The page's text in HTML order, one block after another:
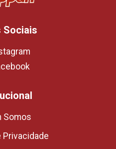
Sociais
Somos
Privacidade